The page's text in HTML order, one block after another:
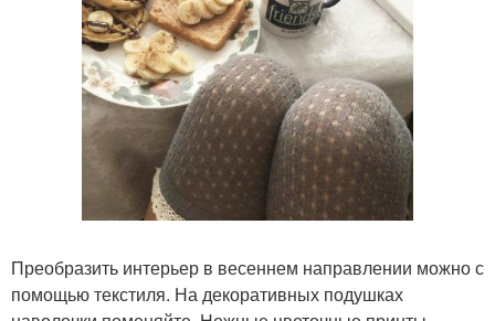
Преобразить интерьер в весеннем направлении можно с
помощью текстиля. На декоративных подушках